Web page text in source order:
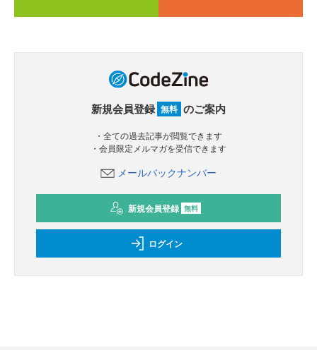
新規会員登録 無料 のご案内
・全ての過去記事が閲覧できます
・会員限定メルマガを受信できます
メールバックナンバー
新規会員登録 無料
ログイン